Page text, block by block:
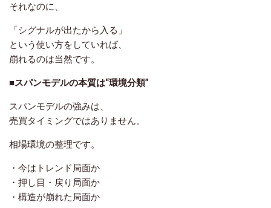
それなのに、
「シグナルが出たから入る」
という使い方をしていれば、
崩れるのは当然です。
■スパンモデルの本質は“環境分類”
スパンモデルの強みは、
売買タイミングではありません。
相場環境の整理です。
・今はトレンド局面か
・押し目・戻り局面か
・構造が崩れた局面か